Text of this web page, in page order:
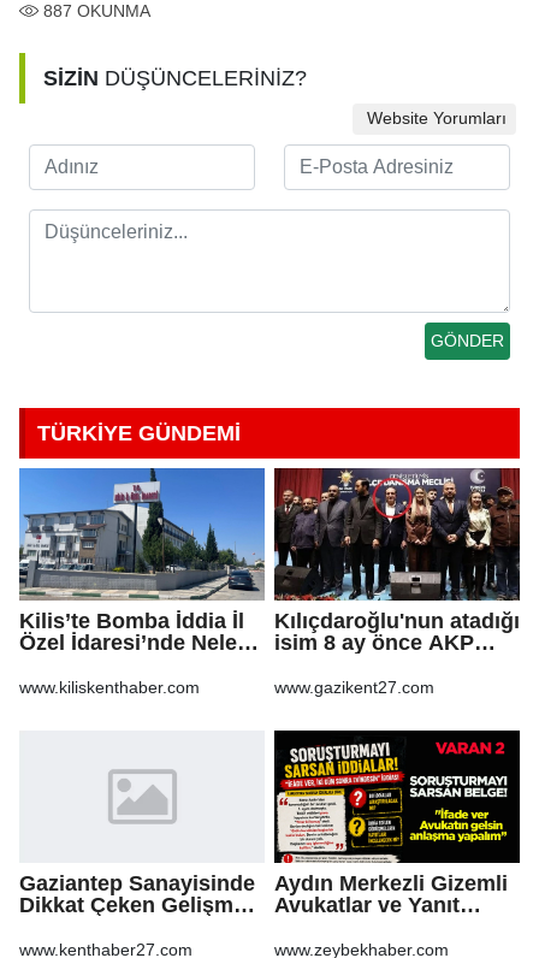
887 OKUNMA
SİZİN DÜŞÜNCELERİNİZ?
Website Yorumları
TÜRKİYE GÜNDEMİ
Kilis’te Bomba İddia İl
Özel İdaresi’nde Neler
www.kiliskenthaber.com
Kılıçdaroğlu'nun atadığı
isim 8 ay önce AKP
www.gazikent27.com
Gaziantep Sanayisinde
Dikkat Çeken Gelişme,
Yeniden Yapılandırma
www.kenthaber27.com
Aydın Merkezli Gizemli
Avukatlar ve Yanıt
www.zeybekhaber.com